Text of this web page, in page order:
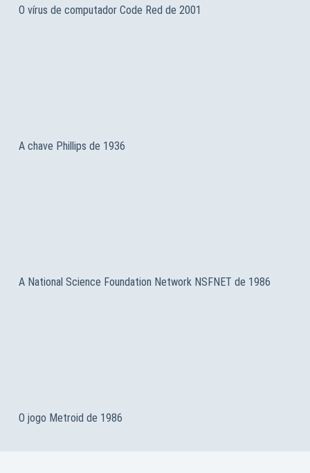
O vírus de computador Code Red de 2001
A chave Phillips de 1936
A National Science Foundation Network NSFNET de 1986
O jogo Metroid de 1986